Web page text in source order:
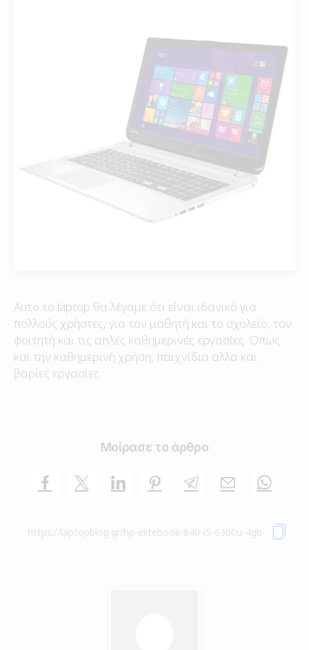
Αυτο το laptop θα λέγαμε ότι είναι ιδανικό για
πολλούς χρήστες, για τον μαθητή και το σχολείο, τον
φοιτητή και τις απλές καθημερινές εργασίες. Όπως
και την καθημερινή χρήση, παιχνίδια αλλα και
βαρίες εργασίες.
Μοίρασε το άρθρο